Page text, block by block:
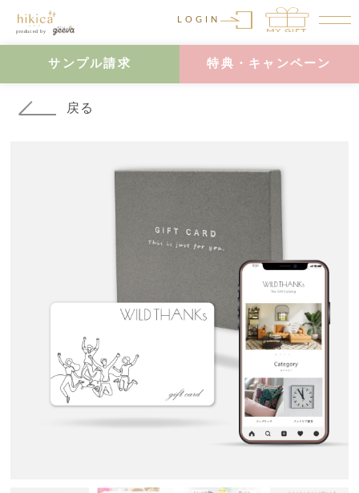
LOGIN
サンプル請求 特典・キャンペーン
戻る